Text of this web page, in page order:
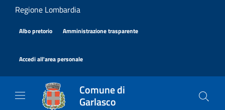
Salta al contenuto principale
Regione Lombardia
Albo pretorio Amministrazione trasparente
Accedi all'area personale
Comune di
Garlasco